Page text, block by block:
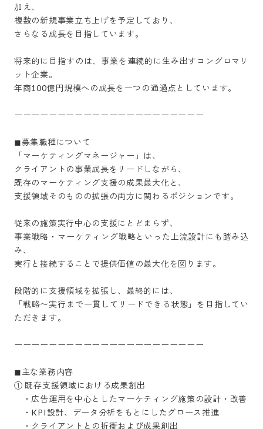
加え、
複数の新規事業立ち上げを予定しており、
さらなる成長を目指しています。
将来的に目指すのは、事業を連続的に生み出すコングロマリ
ット企業。
年商100億円規模への成長を一つの通過点としています。
ーーーーーーーーーーーーーーーーーーーーーー
◼︎募集職種について
「マーケティングマネージャー」は、
クライアントの事業成長をリードしながら、
既存のマーケティング支援の成果最大化と、
支援領域そのものの拡張の両方に関わるポジションです。
従来の施策実行中心の支援にとどまらず、
事業戦略・マーケティング戦略といった上流設計にも踏み込
み、
実行と接続することで提供価値の最大化を図ります。
段階的に支援領域を拡張し、最終的には、
「戦略〜実行まで一貫してリードできる状態」を目指してい
ただきます。
ーーーーーーーーーーーーーーーーーーーーーー
◼︎主な業務内容
① 既存支援領域における成果創出
・広告運用を中心としたマーケティング施策の設計・改善
・KPI設計、データ分析をもとにしたグロース推進
・クライアントとの折衝および成果創出